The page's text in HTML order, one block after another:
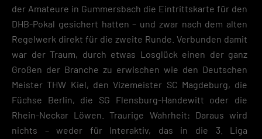
der Amateure in Gummersbach die Eintrittskarte für den
DHB-Pokal gesichert hatten – und zwar nach dem alten
Regelwerk direkt für die zweite Runde. Verbunden damit
war der Traum, durch etwas Losglück einen der ganz
Großen der Branche zu erwischen wie den Deutschen
Meister THW Kiel, den Vizemeister SC Magdeburg, die
Füchse Berlin, die SG Flensburg-Handewitt oder die
Rhein-Neckar Löwen. Traurige Wahrheit: Daraus wird
nichts – weder für Interaktiv, das in die 3. Liga